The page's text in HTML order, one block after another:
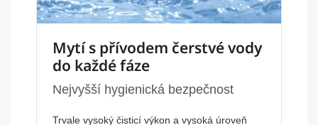
Mytí s přívodem čerstvé vody
do každé fáze
Nejvyšší hygienická bezpečnost
Trvale vysoký čisticí výkon a vysoká úroveň